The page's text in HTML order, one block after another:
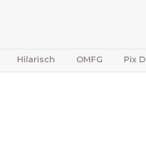
Hilarisch OMFG Pix